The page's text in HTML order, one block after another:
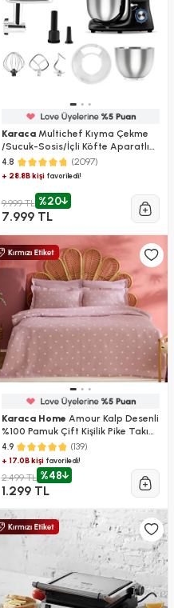
KaracaMultichef Kıyma Çekme
/Sucuk-Sosis/İçli Köfte Aparatlı
Hamur Yoğurma Makinesi Shiny
Black 1900W 5,5L
4.8 (2097)
+ 28.8B kişifavoriledi!
9.999 TL %20
7.999 TL
Karaca Home Amour Kalp Desenli
%100 Pamuk Çift Kişilik Pike Takımı
Pembe
4.9 (139)
+ 17.0B kişifavoriledi!
2.499 TL %48
1.299 TL